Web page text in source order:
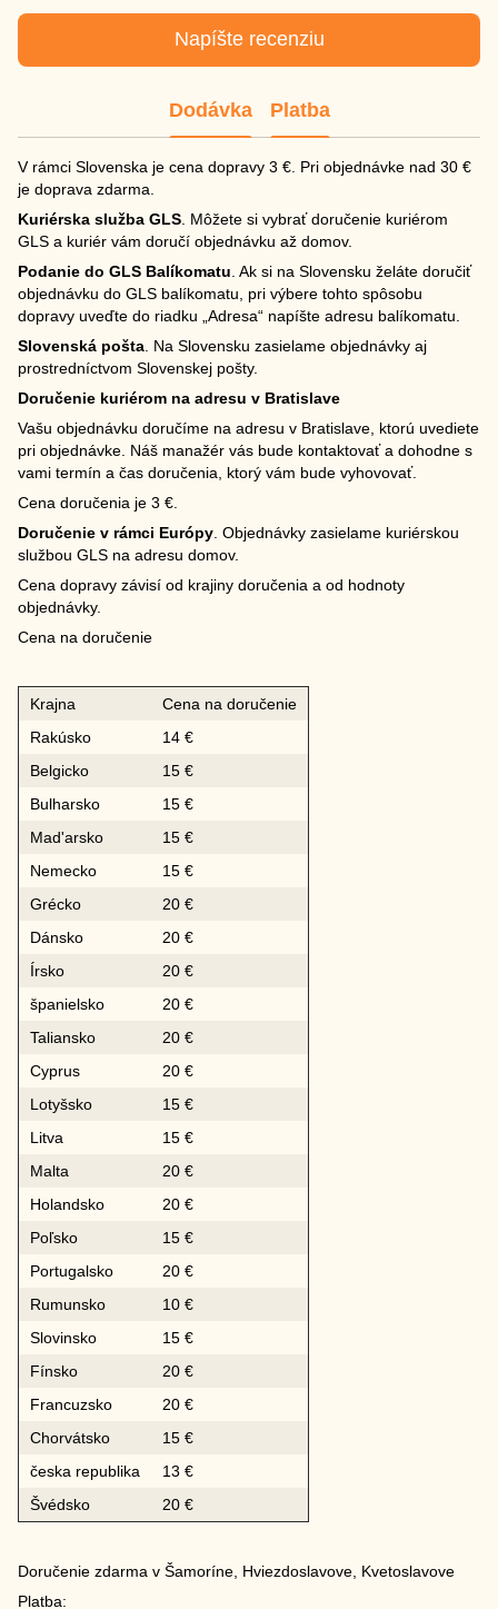
Napíšte recenziu
Dodávka Platba
V rámci Slovenska je cena dopravy 3 €. Pri objednávke nad 30 €
je doprava zdarma.
Kuriérska služba GLS . Môžete si vybrať doručenie kuriérom
GLS a kuriér vám doručí objednávku až domov.
Podanie do GLS Balíkomatu . Ak si na Slovensku želáte doručiť
objednávku do GLS balíkomatu, pri výbere tohto spôsobu
dopravy uveďte do riadku „Adresa“ napíšte adresu balíkomatu.
Slovenská pošta . Na Slovensku zasielame objednávky aj
prostredníctvom Slovenskej pošty.
Doručenie kuriérom na adresu v Bratislave
Vašu objednávku doručíme na adresu v Bratislave, ktorú uvediete
pri objednávke. Náš manažér vás bude kontaktovať a dohodne s
vami termín a čas doručenia, ktorý vám bude vyhovovať.
Cena doručenia je 3 €.
Doručenie v rámci Európy . Objednávky zasielame kuriérskou
službou GLS na adresu domov.
Cena dopravy závisí od krajiny doručenia a od hodnoty
objednávky.
Cena na doručenie
Krajna
Cena na doručenie
Rakúsko
14 €
Belgicko
15 €
Bulharsko
15 €
Mad'arsko
15 €
Nemecko
15 €
Grécko
20 €
Dánsko
20 €
Írsko
20 €
španielsko
20 €
Taliansko
20 €
Cyprus
20 €
Lotyšsko
15 €
Litva
15 €
Malta
20 €
Holandsko
20 €
Poľsko
15 €
Portugalsko
20 €
Rumunsko
10 €
Slovinsko
15 €
Fínsko
20 €
Francuzsko
20 €
Chorvátsko
15 €
česka republika
13 €
Švédsko
20 €
Doručenie zdarma v Šamoríne, Hviezdoslavove, Kvetoslavove
Platba: